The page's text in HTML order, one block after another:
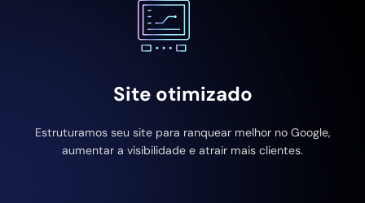
Site otimizado
Estruturamos seu site para ranquear melhor no Google,
aumentar a visibilidade e atrair mais clientes.